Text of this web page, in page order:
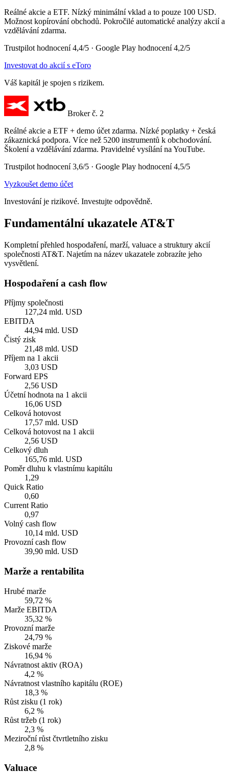
Reálné akcie a ETF. Nízký minimální vklad a to pouze 100 USD.
Možnost kopírování obchodů. Pokročilé automatické analýzy akcií a
vzdělávání zdarma.
Trustpilot hodnocení 4,4/5 · Google Play hodnocení 4,2/5
Investovat do akcií s eToro
Váš kapitál je spojen s rizikem.
Broker č. 2
Reálné akcie a ETF + demo účet zdarma. Nízké poplatky + česká
zákaznická podpora. Více než 5200 instrumentů k obchodování.
Školení a vzdělávání zdarma. Pravidelné vysílání na YouTube.
Trustpilot hodnocení 3,6/5 · Google Play hodnocení 4,5/5
Vyzkoušet demo účet
Investování je rizikové. Investujte odpovědně.
Fundamentální ukazatele AT&T
Kompletní přehled hospodaření, marží, valuace a struktury akcií
společnosti AT&T. Najetím na název ukazatele zobrazíte jeho
vysvětlení.
Hospodaření a cash flow
Příjmy společnosti
127,24 mld. USD
EBITDA
44,94 mld. USD
Čistý zisk
21,48 mld. USD
Příjem na 1 akcii
3,03 USD
Forward EPS
2,56 USD
Účetní hodnota na 1 akcii
16,06 USD
Celková hotovost
17,57 mld. USD
Celková hotovost na 1 akcii
2,56 USD
Celkový dluh
165,76 mld. USD
Poměr dluhu k vlastnímu kapitálu
1,29
Quick Ratio
0,60
Current Ratio
0,97
Volný cash flow
10,14 mld. USD
Provozní cash flow
39,90 mld. USD
Marže a rentabilita
Hrubé marže
59,72 %
Marže EBITDA
35,32 %
Provozní marže
24,79 %
Ziskové marže
16,94 %
Návratnost aktiv (ROA)
4,2 %
Návratnost vlastního kapitálu (ROE)
18,3 %
Růst zisku (1 rok)
6,2 %
Růst tržeb (1 rok)
2,3 %
Meziroční růst čtvrtletního zisku
2,8 %
Valuace